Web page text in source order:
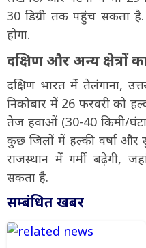
30 डिग्री तक पहुंच सकता
होगा.
दक्षिण और अन्य क्षेत्रों
दक्षिण भारत में तेलंगाना,
निकोबार में 26 फरवरी को
तेज हवाओं (30-40 किमी/
कुछ जिलों में हल्की वर्षा और
राजस्थान में गर्मी बढ़ेगी,
सकता है.
सम्बंधित खबर